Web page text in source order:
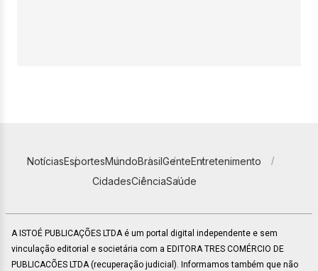
NotíciasEsportesMundoBrasilGenteEntretenimento
CidadesCiênciaSaúde
A ISTOÉ PUBLICAÇÕES LTDA é um portal digital independente e sem
vinculação editorial e societária com a EDITORA TRES COMÉRCIO DE
PUBLICACÕES LTDA (recuperação judicial). Informamos também que não